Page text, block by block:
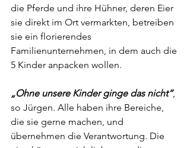
die Pferde und ihre Hühner, deren Eier
sie direkt im Ort vermarkten, betreiben
sie ein florierendes
Familienunternehmen, in dem auch die
5 Kinder anpacken wollen.
„Ohne unsere Kinder ginge das nicht“,
so Jürgen. Alle haben ihre Bereiche,
die sie gerne machen, und
übernehmen die Verantwortung. Die